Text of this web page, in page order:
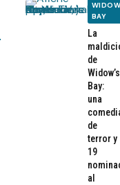
BAY
La
de
Widow’s
Bay:
una
de
terror y
19
al